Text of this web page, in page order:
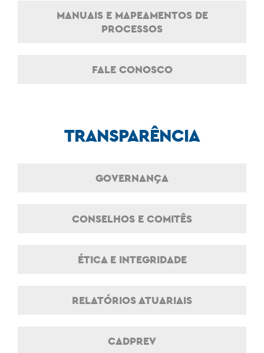
MANUAIS E MAPEAMENTOS DE
PROCESSOS
FALE CONOSCO
TRANSPARÊNCIA
GOVERNANÇA
CONSELHOS E COMITÊS
ÉTICA E INTEGRIDADE
RELATÓRIOS ATUARIAIS
CADPREV